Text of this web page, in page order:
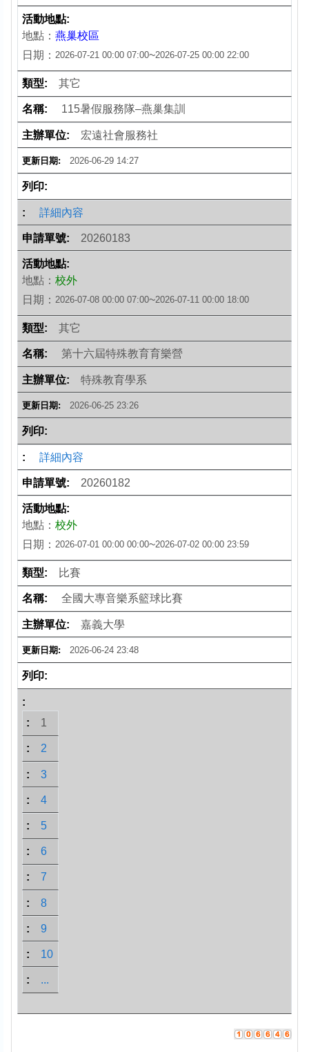
地點： 燕巢校區
日期： 2026-07-21 00:00 07:00~2026-07-25 00:00 22:00
其它
115暑假服務隊–燕巢集訓
宏遠社會服務社
2026-06-29 14:27
詳細內容
20260183
地點： 校外
日期： 2026-07-08 00:00 07:00~2026-07-11 00:00 18:00
其它
第十六屆特殊教育育樂營
特殊教育學系
2026-06-25 23:26
詳細內容
20260182
地點： 校外
日期： 2026-07-01 00:00 00:00~2026-07-02 00:00 23:59
比賽
全國大專音樂系籃球比賽
嘉義大學
2026-06-24 23:48
1
2
3
4
5
6
7
8
9
10
...